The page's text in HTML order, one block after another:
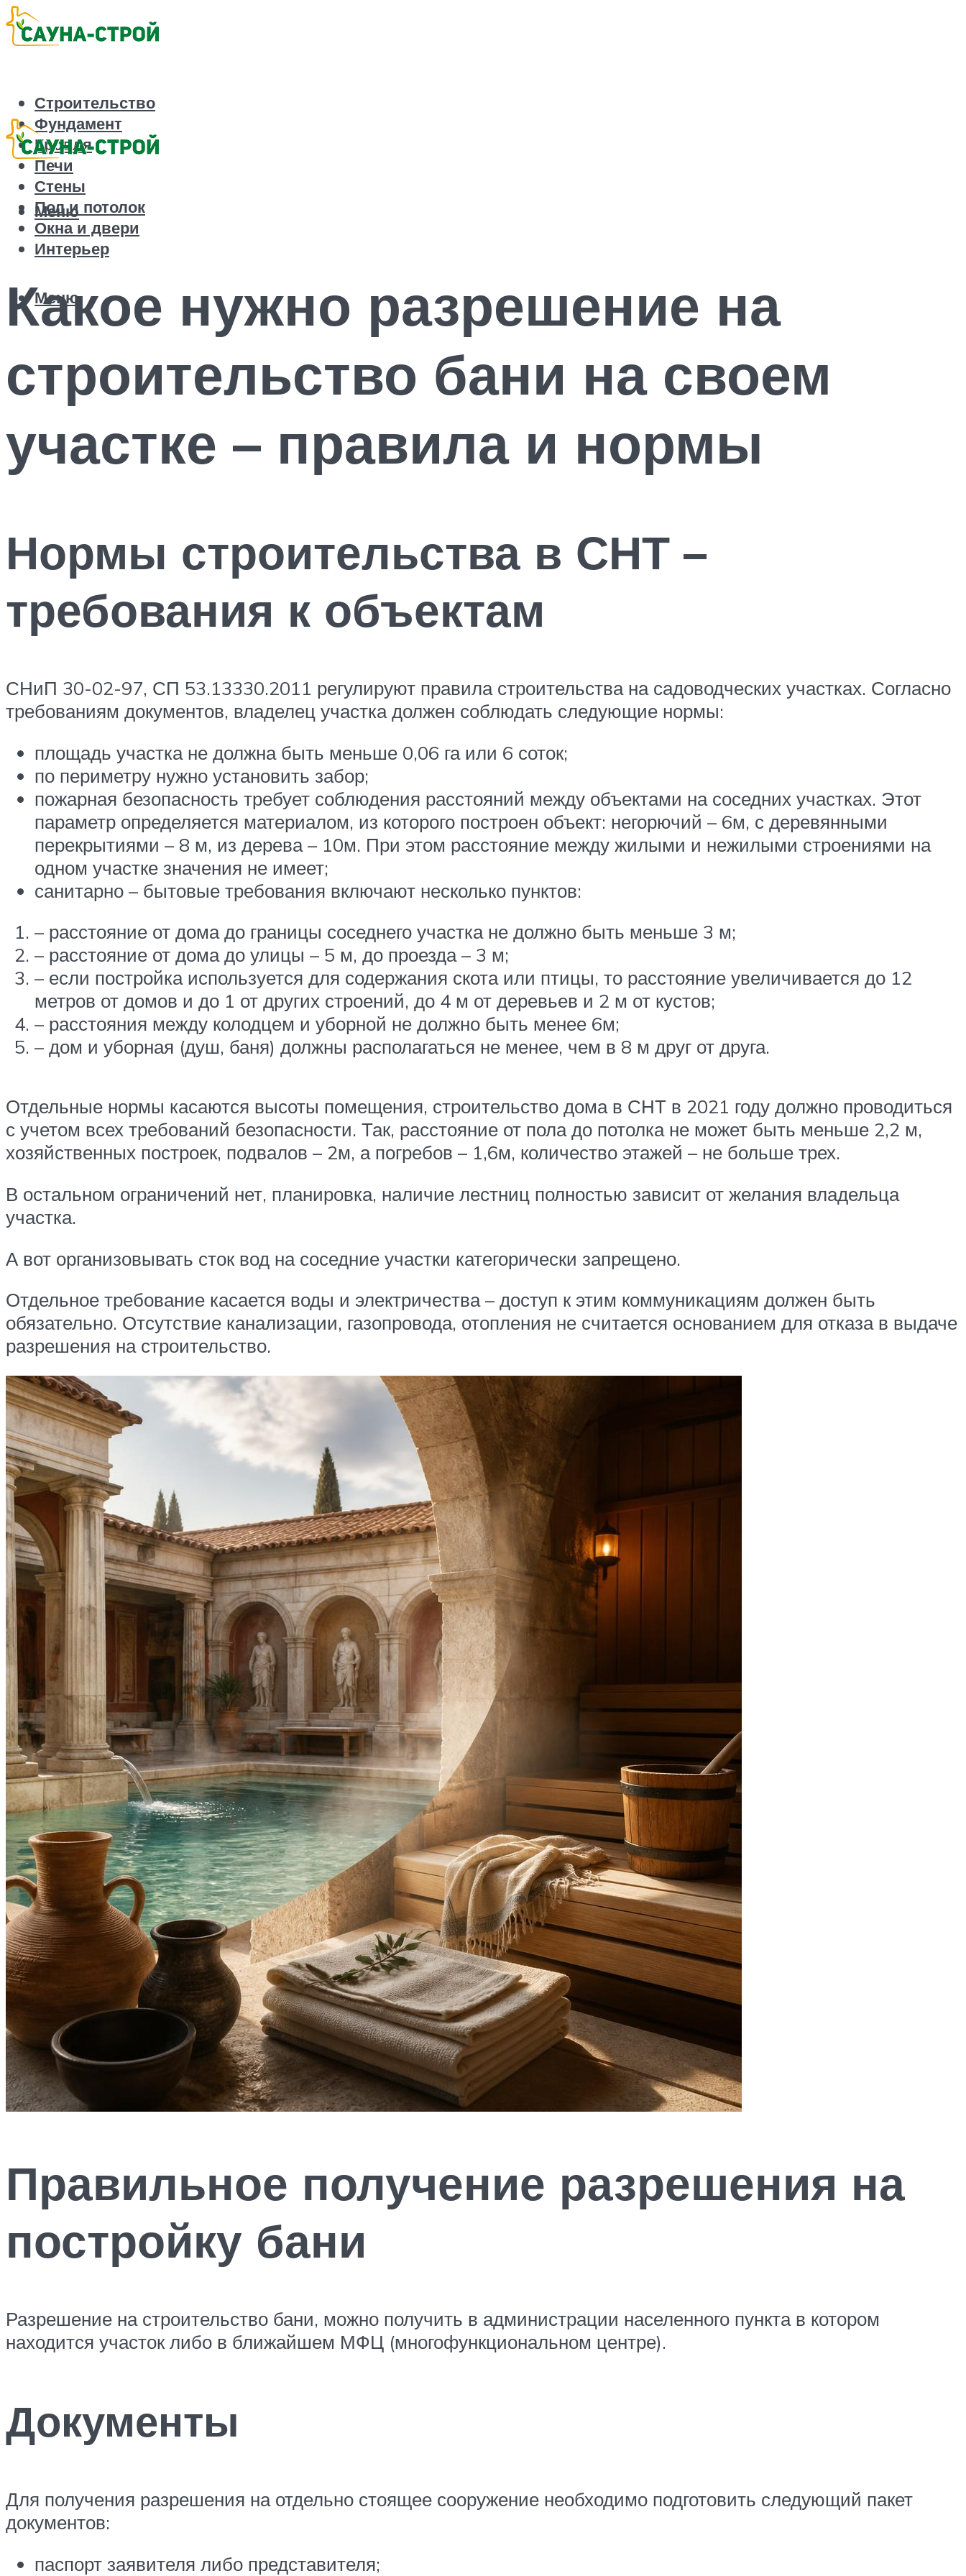
Строительство
Фундамент
Кровля
Печи
Стены
Пол и потолок
Окна и двери
Интерьер
Меню
Меню
Какое нужно разрешение на
строительство бани на своем
участке – правила и нормы
Нормы строительства в СНТ –
требования к объектам
СНиП 30-02-97, СП 53.13330.2011 регулируют правила строительства на садоводческих участках. Согласно
требованиям документов, владелец участка должен соблюдать следующие нормы:
площадь участка не должна быть меньше 0,06 га или 6 соток;
по периметру нужно установить забор;
пожарная безопасность требует соблюдения расстояний между объектами на соседних участках. Этот
параметр определяется материалом, из которого построен объект: негорючий – 6м, с деревянными
перекрытиями – 8 м, из дерева – 10м. При этом расстояние между жилыми и нежилыми строениями на
одном участке значения не имеет;
санитарно – бытовые требования включают несколько пунктов:
– расстояние от дома до границы соседнего участка не должно быть меньше 3 м;
– расстояние от дома до улицы – 5 м, до проезда – 3 м;
– если постройка используется для содержания скота или птицы, то расстояние увеличивается до 12
метров от домов и до 1 от других строений, до 4 м от деревьев и 2 м от кустов;
– расстояния между колодцем и уборной не должно быть менее 6м;
– дом и уборная (душ, баня) должны располагаться не менее, чем в 8 м друг от друга.
Отдельные нормы касаются высоты помещения, строительство дома в СНТ в 2021 году должно проводиться
с учетом всех требований безопасности. Так, расстояние от пола до потолка не может быть меньше 2,2 м,
хозяйственных построек, подвалов – 2м, а погребов – 1,6м, количество этажей – не больше трех.
В остальном ограничений нет, планировка, наличие лестниц полностью зависит от желания владельца
участка.
А вот организовывать сток вод на соседние участки категорически запрещено.
Отдельное требование касается воды и электричества – доступ к этим коммуникациям должен быть
обязательно. Отсутствие канализации, газопровода, отопления не считается основанием для отказа в выдаче
разрешения на строительство.
Правильное получение разрешения на
постройку бани
Разрешение на строительство бани, можно получить в администрации населенного пункта в котором
находится участок либо в ближайшем МФЦ (многофункциональном центре).
Документы
Для получения разрешения на отдельно стоящее сооружение необходимо подготовить следующий пакет
документов:
паспорт заявителя либо представителя;